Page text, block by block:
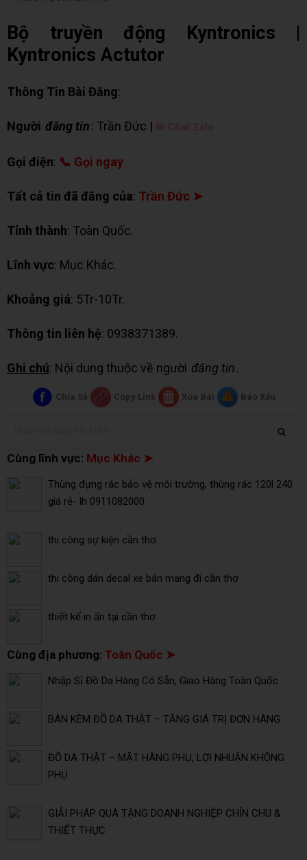
Bộ truyền động Kyntronics |
Kyntronics Actutor
Thông Tin Bài Đăng:
Người đăng tin: Trần Đức |
Gọi điện: 📞 Gọi ngay
Tất cả tin đã đăng của: Trần Đức ➤
Tỉnh thành: Toàn Quốc.
Lĩnh vực: Mục Khác.
Khoảng giá: 5Tr-10Tr.
Thông tin liên hệ: 0938371389.
Ghi chú: Nội dung thuộc về người đăng tin.
Chia Sẻ Copy Link Xóa Bài Báo Xấu
Cùng lĩnh vực: Mục Khác ➤
Thùng đựng rác bảo vệ môi trường, thùng rác 120l 240
giá rẻ- lh 0911082000
thi công sự kiện cần thơ
thi công dán decal xe bán mang đi cần thơ
thiết kế in ấn tại cần thơ
Cùng địa phương: Toàn Quốc ➤
Nhập Sỉ Đồ Da Hàng Có Sẵn, Giao Hàng Toàn Quốc
BÁN KÈM ĐỒ DA THẬT – TĂNG GIÁ TRỊ ĐƠN HÀNG
ĐỒ DA THẬT – MẶT HÀNG PHỤ, LỢI NHUẬN KHÔNG
PHỤ
GIẢI PHÁP QUÀ TẶNG DOANH NGHIỆP CHỈN CHU &
THIẾT THỰC